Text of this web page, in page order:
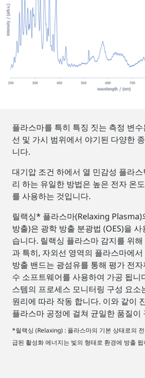
플라스마를 특히 특징 짓는 측정 변
선 및 가시 범위에서 야기된 다양한
니다.
대기압 조건 하에서 열 민감성 플라
리 하는 유일한 방법은 높은 전자 온
를 사용하는 것입니다.
릴랙싱* 플라스마(Relaxing Plasma)
방출)은 광학 방출 분광법 (OES)을
습니다. 릴랙싱 플라스마 감지를 위
과 특히, 자외선 영역의 플라스마에
방출 밴드는 광섬유를 통해 평가 전
수 소프트웨어를 사용하여 가공 됩
스템의 프로세스 모니터링 구성 요소
원리에 따라 작동 합니다. 이와 같이
플라스마 공정에 걸쳐 균일한 품질이
*릴랙싱 (Relaxing) : 플라스마의 기본 상태로의
급된 활성화 에너지는 빛의 형태로 환경에 방출